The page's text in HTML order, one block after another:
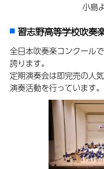
小島
習志野高等学校吹奏
全日本吹奏楽コンクール
誇ります。
定期演奏会は即完売の人
演奏活動を行っています。